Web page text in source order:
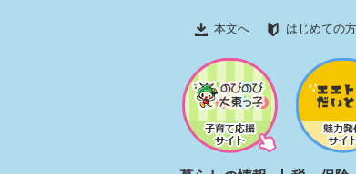
本文へ はじめての